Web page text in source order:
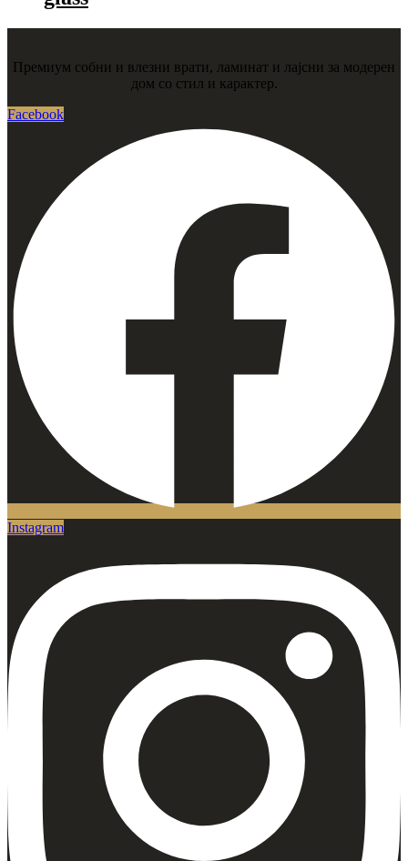
Премиум собни и влезни врати, ламинат и лајсни за модерен
дом со стил и карактер.
Facebook
Instagram